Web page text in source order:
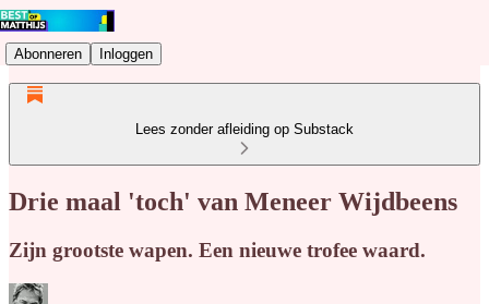
Abonneren Inloggen
Lees zonder afleiding op Substack
Drie maal 'toch' van Meneer Wijdbeens
Zijn grootste wapen. Een nieuwe trofee waard.